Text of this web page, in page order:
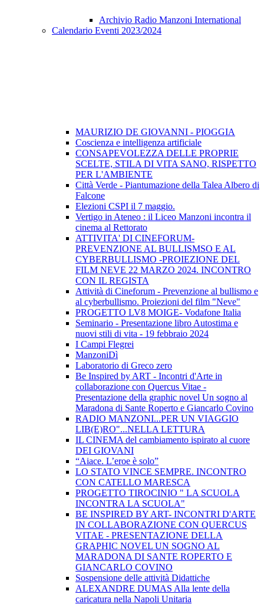
Archivio Radio Manzoni International
Calendario Eventi 2023/2024
MAURIZIO DE GIOVANNI - PIOGGIA
Coscienza e intelligenza artificiale
CONSAPEVOLEZZA DELLE PROPRIE
SCELTE, STILA DI VITA SANO, RISPETTO
PER L'AMBIENTE
Città Verde - Piantumazione della Talea Albero di
Falcone
Elezioni CSPI il 7 maggio.
Vertigo in Ateneo : il Liceo Manzoni incontra il
cinema al Rettorato
ATTIVITA' DI CINEFORUM-
PREVENZIONE AL BULLISMSO E AL
CYBERBULLISMO -PROIEZIONE DEL
FILM NEVE 22 MARZO 2024. INCONTRO
CON IL REGISTA
Attività di Cineforum - Prevenzione al bullismo e
al cyberbullismo. Proiezioni del film "Neve"
PROGETTO LV8 MOIGE- Vodafone Italia
Seminario - Presentazione libro Autostima e
nuovi stili di vita - 19 febbraio 2024
I Campi Flegrei
ManzoniDì
Laboratorio di Greco zero
Be Inspired by ART - Incontri d'Arte in
collaborazione con Quercus Vitae -
Presentazione della graphic novel Un sogno al
Maradona di Sante Roperto e Giancarlo Covino
RADIO MANZONI...PER UN VIAGGIO
LIB(E)RO"...NELLA LETTURA
IL CINEMA del cambiamento ispirato al cuore
DEI GIOVANI
“Aiace. L’eroe è solo”
LO STATO VINCE SEMPRE. INCONTRO
CON CATELLO MARESCA
PROGETTO TIROCINIO " LA SCUOLA
INCONTRA LA SCUOLA"
BE INSPIRED BY ART- INCONTRI D'ARTE
IN COLLABORAZIONE CON QUERCUS
VITAE - PRESENTAZIONE DELLA
GRAPHIC NOVEL UN SOGNO AL
MARADONA DI SANTE ROPERTO E
GIANCARLO COVINO
Sospensione delle attività Didattiche
ALEXANDRE DUMAS Alla lente della
caricatura nella Napoli Unitaria